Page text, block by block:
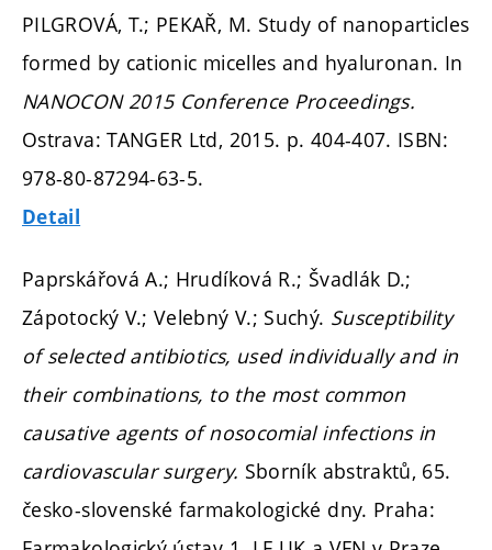
PILGROVÁ, T.; PEKAŘ, M. Study of nanoparticles
formed by cationic micelles and hyaluronan. In
NANOCON 2015 Conference Proceedings.
Ostrava: TANGER Ltd, 2015. p. 404-407. ISBN:
978-80-87294-63-5.
Detail
Paprskářová A.; Hrudíková R.; Švadlák D.;
Zápotocký V.; Velebný V.; Suchý. Susceptibility
of selected antibiotics, used individually and in
their combinations, to the most common
causative agents of nosocomial infections in
cardiovascular surgery. Sborník abstraktů, 65.
česko-slovenské farmakologické dny. Praha: